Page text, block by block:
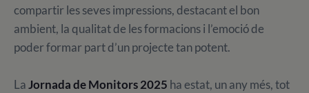
compartir les seves impressions, destacant el bon
ambient, la qualitat de les formacions i l’emoció de
poder formar part d’un projecte tan potent.
LaJornada de Monitors 2025 ha estat, un any més, tot